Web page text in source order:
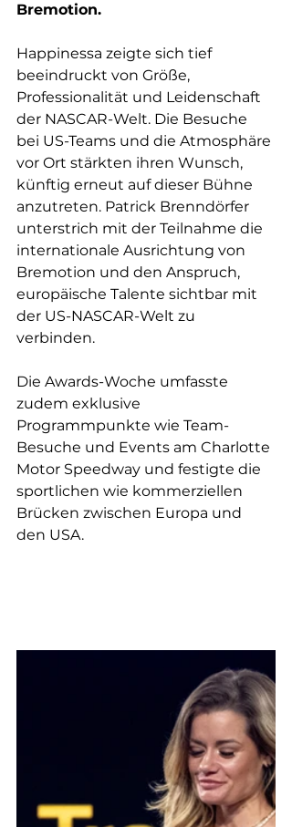
Bremotion.
Happinessa zeigte sich tief
beeindruckt von Größe,
Professionalität und Leidenschaft
der NASCAR-Welt. Die Besuche
bei US-Teams und die Atmosphäre
vor Ort stärkten ihren Wunsch,
künftig erneut auf dieser Bühne
anzutreten. Patrick Brenndörfer
unterstrich mit der Teilnahme die
internationale Ausrichtung von
Bremotion und den Anspruch,
europäische Talente sichtbar mit
der US-NASCAR-Welt zu
verbinden.
Die Awards-Woche umfasste
zudem exklusive
Programmpunkte wie Team-
Besuche und Events am Charlotte
Motor Speedway und festigte die
sportlichen wie kommerziellen
Brücken zwischen Europa und
den USA.